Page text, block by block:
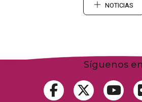
NOTICIAS
Síguenos en